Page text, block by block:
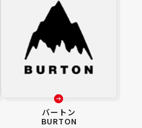
バートン
BURTON